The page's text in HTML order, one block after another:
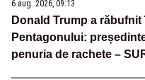
6 aug. 2026, 09:13
Donald Trump a
Pentagonului:
penuria de rachete –